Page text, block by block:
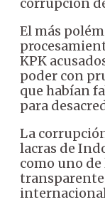
El más
KPK
poder con
que habían
para
La
lacras de
como uno de